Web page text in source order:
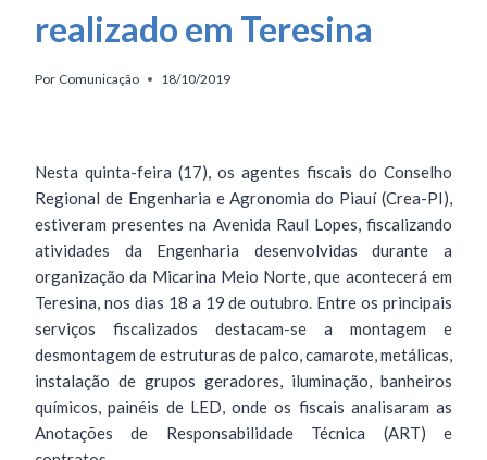
realizado em Teresina
Por Comunicação 18/10/2019
Nesta quinta-feira (17), os agentes fiscais do Conselho
Regional de Engenharia e Agronomia do Piauí (Crea-PI),
estiveram presentes na Avenida Raul Lopes, fiscalizando
atividades da Engenharia desenvolvidas durante a
organização da Micarina Meio Norte, que acontecerá em
Teresina, nos dias 18 a 19 de outubro. Entre os principais
serviços fiscalizados destacam-se a montagem e
desmontagem de estruturas de palco, camarote, metálicas,
instalação de grupos geradores, iluminação, banheiros
químicos, painéis de LED, onde os fiscais analisaram as
Anotações de Responsabilidade Técnica (ART) e